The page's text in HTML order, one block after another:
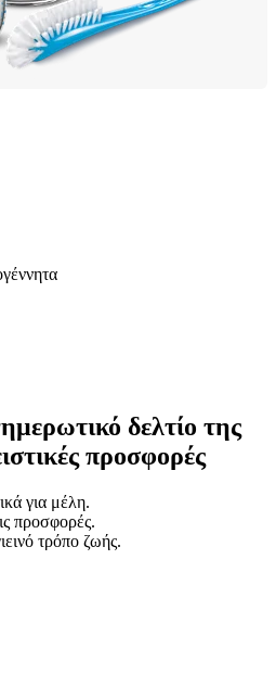
δελτίο της
προσφορές
για μέλη.
προσφορές.
τρόπο ζωής.